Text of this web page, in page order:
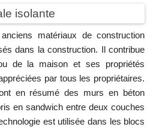
isolante
matériaux de construction
dans la construction. Il contribue
de la maison et ses propriétés
par tous les propriétaires.
en résumé des murs en béton
en sandwich entre deux couches
est utilisée dans les blocs